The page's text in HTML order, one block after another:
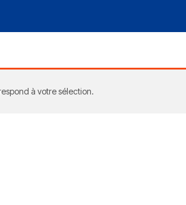
à votre sélection.